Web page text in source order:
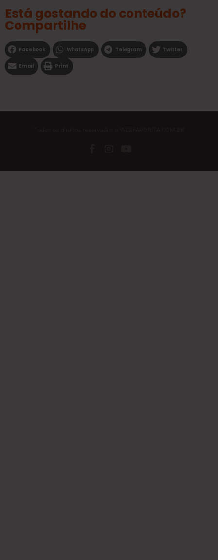
Está gostando do conteúdo?
Compartilhe
Facebook WhatsApp Telegram Twitter
Email Print